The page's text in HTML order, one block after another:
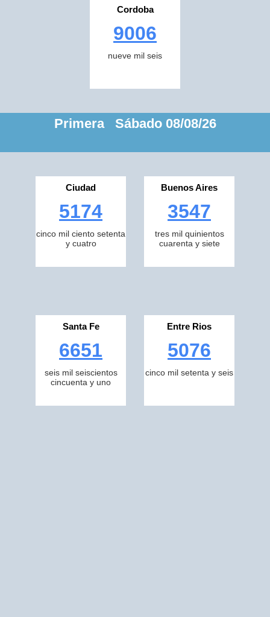
Cordoba
9006
nueve mil seis
Primera Sábado 08/08/26
Ciudad
5174
cinco mil ciento setenta
y cuatro
Buenos Aires
3547
tres mil quinientos
cuarenta y siete
Santa Fe
6651
seis mil seiscientos
cincuenta y uno
Entre Rios
5076
cinco mil setenta y seis